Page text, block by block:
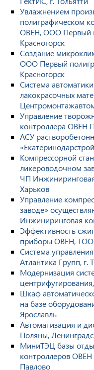
Увлажнением
полиграфическом
ОВЕН, ООО Первый
Красногорск
Создание
ООО Первый
Красногорск
Система
лакокрасочных
Управление
контроллера ОВЕН
АСУ
Компрессорной
ликероводочном
ЧП
Харьков
Управление
заводе»
Инжиниринговая
Эффективность
приборы ОВЕН, ТОО
Система
Атлантика Групп, г.
Модернизация
Шкаф
на базе
Ярославль
Автоматизация и
Поляны,
МиниТЭЦ базы
контроллеров
Павлово